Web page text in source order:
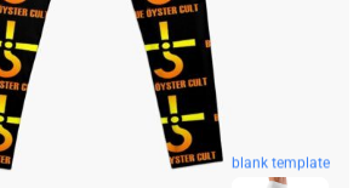
blank template